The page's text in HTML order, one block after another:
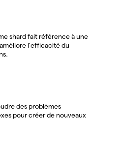
shard fait référence à une
l'efficacité du
des problèmes
pour créer de nouveaux